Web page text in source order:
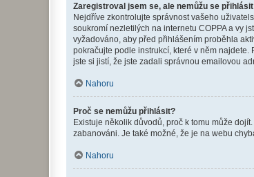
Zaregistroval jsem se, ale nemůžu se
Nejdříve zkontrolujte správnost vašeho
soukromí nezletilých na internetu COPPA a vy
vyžadováno, aby před přihlášením proběhla
pokračujte podle instrukcí, které v něm
jste si jistí, že jste zadali správnou emailovou
Nahoru
Proč se nemůžu přihlásit?
Existuje několik důvodů, proč k tomu může
zabanováni. Je také možné, že je na webu
Nahoru